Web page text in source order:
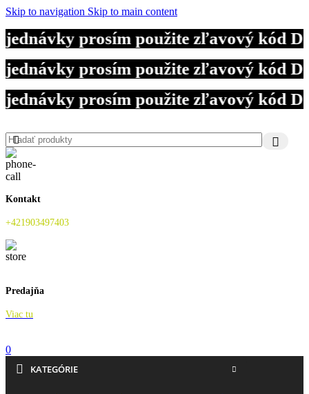
Skip to navigation Skip to main content
prosím použite zľavový kód
prosím použite zľavový kód
prosím použite zľavový kód
Kontakt
+421903497403
Predajňa
Viac tu
0
KATEGÓRIE